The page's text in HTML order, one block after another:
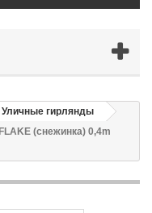
Уличные гирлянды
(снежинка) 0,4m